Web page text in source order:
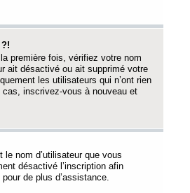
première fois, vérifiez votre nom
ait désactivé ou ait supprimé votre
les utilisateurs qui n’ont rien
inscrivez-vous à nouveau et
nom d’utilisateur que vous
désactivé l’inscription afin
de plus d’assistance.